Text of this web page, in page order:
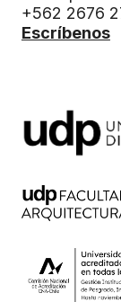
+562 2676
Escríbenos